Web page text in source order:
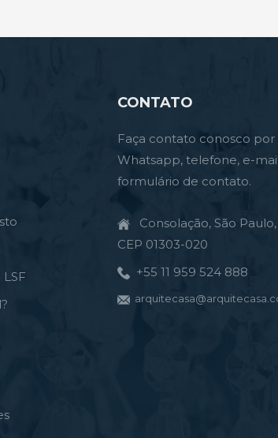
CONTATO
Faça contato conosco por
Whatsapp, telefone, e-
formulário de contato.
Consolação, São Paulo,
CEP 01303-020
+55 11 959 524 888